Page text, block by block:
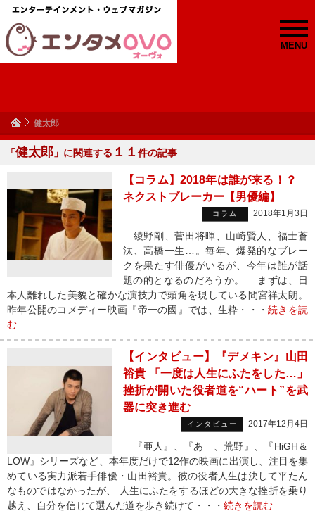
MENU
健太郎
「健太郎 」に関連する １１ 件の記事
【コラム】2018年は誰が来る！？
ネクストブレーカー【男優編】
コラム 2018年1月3日
綾野剛、菅田将暉、山崎賢人、福士蒼
汰、高橋一生…。毎年、爆発的なブレー
クを果たす俳優がいるが、今年は誰が話
題の的となるのだろうか。 まずは、日
本人離れした美貌と確かな演技力で頭角を現している間宮祥太朗。
昨年公開のコメディー映画『帝一の國』では、生粋・・・続きを読
む
【インタビュー】『デメキン』山田
裕貴 「一度は人生にふたをした…」
挫折が開いた役者道を“ハート”を武
器に突き進む
インタビュー 2017年12月4日
『亜人』、『あゝ、荒野』、『HiGH＆
LOW』シリーズなど、本年度だけで12作の映画に出演し、注目を集
めている実力派若手俳優・山田裕貴。彼の役者人生は決して平たん
なものではなかったが、 人生にふたをするほどの大きな挫折を乗り
越え、自分を信じて選んだ道を歩き続けて・・・ 続きを読む